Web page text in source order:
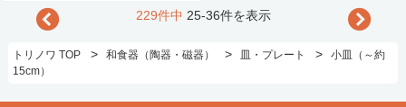
229件中 25-36件を表示
トリノワ TOP > 和食器（陶器・磁器） > 皿・プレート >
小皿（～約
15cm）